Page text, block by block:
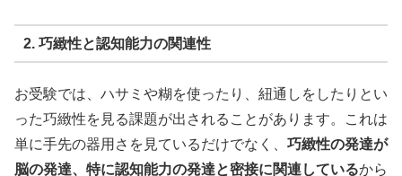
2. 巧緻性と認知能力の関連性
お受験では、ハサミや糊を使ったり、紐通しをしたりとい
った巧緻性を見る課題が出されることがあります。これは
単に手先の器用さを見ているだけでなく、 巧緻性の発達が
脳の発達、特に認知能力の発達と密接に関連しているから